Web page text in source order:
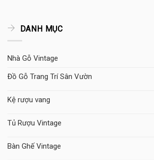
DANH MỤC
Nhà Gỗ Vintage
Đồ Gỗ Trang Trí Sân Vườn
Kệ rượu vang
Tủ Rượu Vintage
Bàn Ghế Vintage